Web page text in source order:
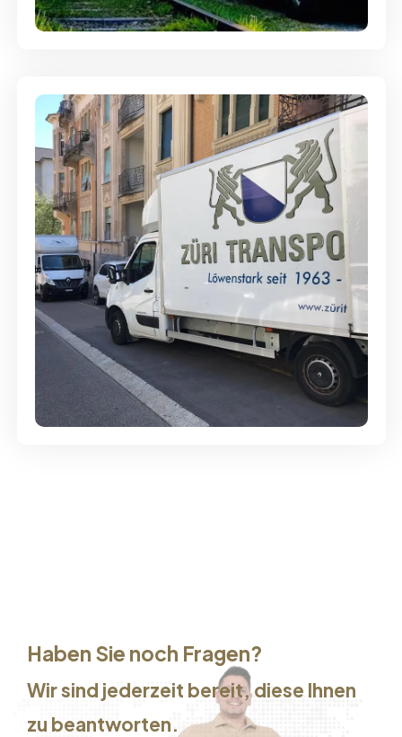
Günstige Umzüge - Hervorragender
Service
Haben Sie noch Fragen?
Wir sind jederzeit bereit, diese Ihnen
zu beantworten.